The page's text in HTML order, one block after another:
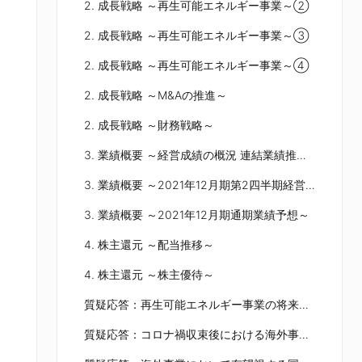
2. 成長戦略 ～再生可能エネルギー事業～②
2. 成長戦略 ～再生可能エネルギー事業～③
2. 成長戦略 ～再生可能エネルギー事業～④
2. 成長戦略 ～M&Aの推進～
2. 成長戦略 ～財務戦略～
3. 業績概要 ～経営成績の概況 連結業績推移～
3. 業績概要 ～2021年12月期第2四半期経営成績～
3. 業績概要 ～2021年12月期通期業績予想～
4. 株主還元 ～配当推移～
4. 株主還元 ～株主優待～
質疑応答：再生可能エネルギー事業の将来的展望について
質疑応答：コロナ禍収束後における海外事業進出計画について